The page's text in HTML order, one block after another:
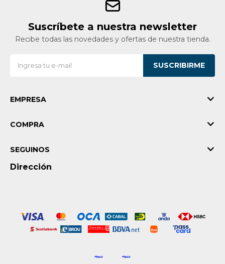
Suscríbete a nuestra newsletter
Recibe todas las novedades y ofertas de nuestra tienda.
SUSCRIBIRME
EMPRESA
COMPRA
Dirección
SEGUINOS